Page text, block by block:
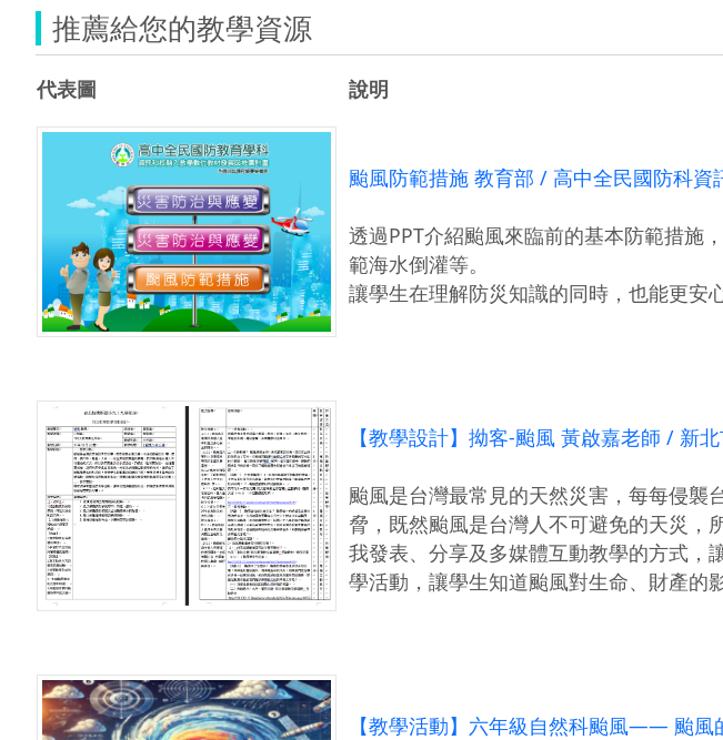
推薦給您的教學資源
代表圖 說明
颱風防範措施 教育部 / 高中全民國防科
透過PPT介紹颱風來臨前的基本防範措施
範海水倒灌等。
讓學生在理解防災知識的同時，也能更安
【教學設計】拗客-颱風 黃啟嘉老師 / 新
颱風是台灣最常見的天然災害，每每侵襲
脅，既然颱風是台灣人不可避免的天災，
我發表、分享及多媒體互動教學的方式，
學活動，讓學生知道颱風對生命、財產的
【教學活動】六年級自然科颱風—— 颱